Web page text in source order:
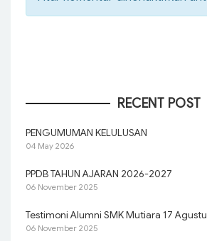
RECENT POST
PENGUMUMAN KELULUSAN
04 May 2026
PPDB TAHUN AJARAN 2026-2027
06 November 2025
Testimoni Alumni SMK Mutiara 17
06 November 2025